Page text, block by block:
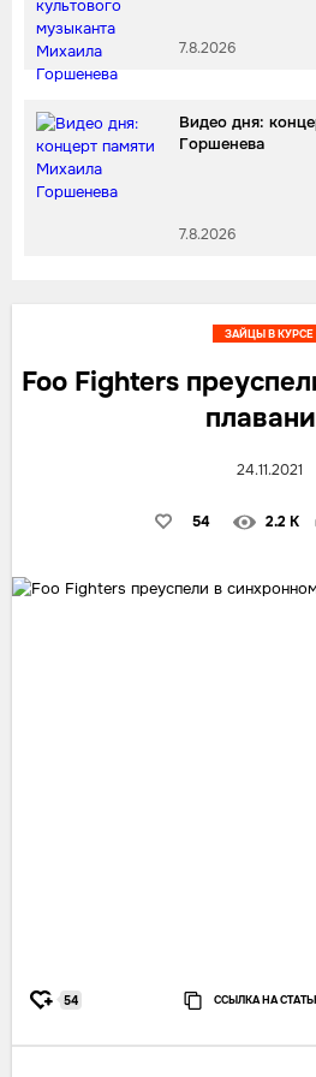
7.8.2026
Видео дня:
Горшенева
7.8.2026
Foo Fighters
24.11.2021
54 2.2 K
ЗАЙЦЫ В КУРСЕ
54 ССЫЛКА НА